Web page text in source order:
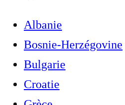
Albanie
Bosnie-Herzégovine
Bulgarie
Croatie